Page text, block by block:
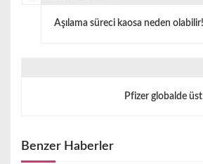
z
Aşılama süreci kaosa neden olabilir!
Pfizer globalde
Benzer Haberler